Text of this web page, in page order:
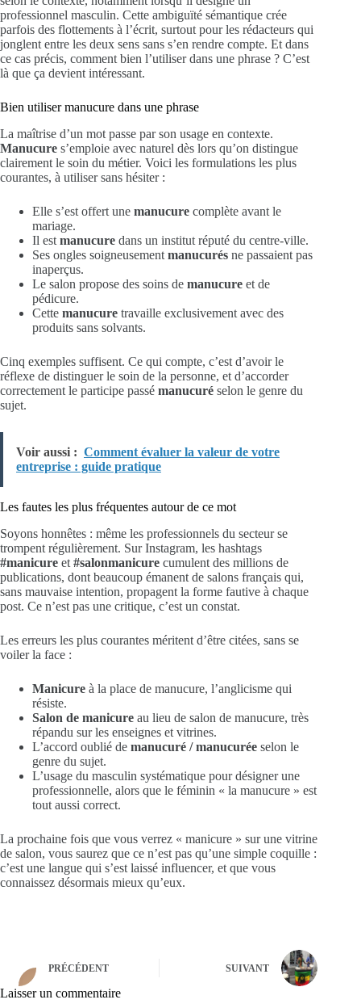
professionnel masculin. Cette ambiguïté sémantique crée
parfois des flottements à l’écrit, surtout pour les rédacteurs qui
jonglent entre les deux sens sans s’en rendre compte. Et dans
ce cas précis, comment bien l’utiliser dans une phrase ? C’est
là que ça devient intéressant.
Bien utiliser manucure dans une phrase
La maîtrise d’un mot passe par son usage en contexte.
Manucure s’emploie avec naturel dès lors qu’on distingue
clairement le soin du métier. Voici les formulations les plus
courantes, à utiliser sans hésiter :
Elle s’est offert une manucure complète avant le
mariage.
Il est manucure dans un institut réputé du centre-ville.
Ses ongles soigneusement manucurés ne passaient pas
inaperçus.
Le salon propose des soins de manucure et de
pédicure.
Cette manucure travaille exclusivement avec des
produits sans solvants.
Cinq exemples suffisent. Ce qui compte, c’est d’avoir le
réflexe de distinguer le soin de la personne, et d’accorder
correctement le participe passé manucuré selon le genre du
sujet.
Voir aussi : Comment évaluer la valeur de votre
entreprise : guide pratique
Les fautes les plus fréquentes autour de ce mot
Soyons honnêtes : même les professionnels du secteur se
trompent régulièrement. Sur Instagram, les hashtags
#manicure et #salonmanicure cumulent des millions de
publications, dont beaucoup émanent de salons français qui,
sans mauvaise intention, propagent la forme fautive à chaque
post. Ce n’est pas une critique, c’est un constat.
Les erreurs les plus courantes méritent d’être citées, sans se
voiler la face :
Manicure à la place de manucure, l’anglicisme qui
résiste.
Salon de manicure au lieu de salon de manucure, très
répandu sur les enseignes et vitrines.
L’accord oublié de manucuré / manucurée selon le
genre du sujet.
L’usage du masculin systématique pour désigner une
professionnelle, alors que le féminin « la manucure » est
tout aussi correct.
La prochaine fois que vous verrez « manicure » sur une vitrine
de salon, vous saurez que ce n’est pas qu’une simple coquille :
c’est une langue qui s’est laissé influencer, et que vous
connaissez désormais mieux qu’eux.
PRÉCÉDENT SUIVANT
Laisser un commentaire